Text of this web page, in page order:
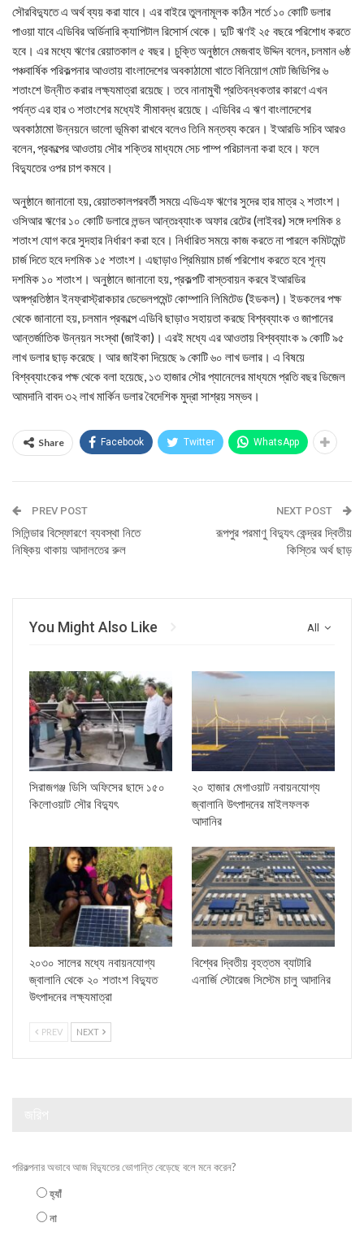
সৌরবিদ্যুতে এ অর্থ ব্যয় করা যাবে। এর বাইরে তুলনামূলক কঠিন শর্তে ১০ কোটি ডলার
পাওয়া যাবে এডিবির অর্ডিনারি ক্যাপিটাল রিসোর্স থেকে। দুটি ঋণই ২৫ বছরে পরিশোধ করতে
হবে। এর মধ্যে ঋণের রেয়াতকাল ৫ বছর। চুক্তি অনুষ্ঠানে মেজবাহ উদ্দিন বলেন, চলমান ৬ষ্ঠ
পঞ্চবার্ষিক পরিকল্পনার আওতায় বাংলাদেশের অবকাঠামো খাতে বিনিয়োগ মোট জিডিপির ৬
শতাংশে উন্নীত করার লক্ষ্যমাত্রা রয়েছে। তবে নানামুখী প্রতিবন্ধকতার কারণে এখন
পর্যন্ত এর হার ৩ শতাংশের মধ্যেই সীমাবদ্ধ রয়েছে। এডিবির এ ঋণ বাংলাদেশের
অবকাঠামো উন্নয়নে ভালো ভূমিকা রাখবে বলেও তিনি মন্তব্য করেন। ইআরডি সচিব আরও
বলেন, প্রকল্পের আওতায় সৌর শক্তির মাধ্যমে সেচ পাম্প পরিচালনা করা হবে। ফলে
বিদ্যুতের ওপর চাপ কমবে।
অনুষ্ঠানে জানানো হয়, রেয়াতকালপরবর্তী সময়ে এডিএফ ঋণের সুদের হার মাত্র ২ শতাংশ।
ওসিআর ঋণের ১০ কোটি ডলারে লন্ডন আন্তঃব্যাংক অফার রেটের (লাইবর) সঙ্গে দশমিক ৪
শতাংশ যোগ করে সুদহার নির্ধারণ করা হবে। নির্ধারিত সময়ে কাজ করতে না পারলে কমিটমেন্ট
চার্জ দিতে হবে দশমিক ১৫ শতাংশ। এছাড়াও প্রিমিয়াম চার্জ পরিশোধ করতে হবে শূন্য
দশমিক ১০ শতাংশ। অনুষ্ঠানে জানানো হয়, প্রকল্পটি বাস্তবায়ন করবে ইআরডির
অঙ্গপ্রতিষ্ঠান ইনফ্রাস্ট্রাকচার ডেভেলপমেন্ট কোম্পানি লিমিটেড (ইডকল)। ইডকলের পক্ষ
থেকে জানানো হয়, চলমান প্রকল্পে এডিবি ছাড়াও সহায়তা করছে বিশ্বব্যাংক ও জাপানের
আন্তর্জাতিক উন্নয়ন সংস্থা (জাইকা)। এরই মধ্যে এর আওতায় বিশ্বব্যাংক ৯ কোটি ৯৫
লাখ ডলার ছাড় করেছে। আর জাইকা দিয়েছে ৯ কোটি ৬০ লাখ ডলার। এ বিষয়ে
বিশ্বব্যাংকের পক্ষ থেকে বলা হয়েছে, ১৩ হাজার সৌর প্যানেলের মাধ্যমে প্রতি বছর ডিজেল
আমদানি বাবদ ৩২ লাখ মার্কিন ডলার বৈদেশিক মুদ্রা সাশ্রয় সম্ভব।
Share Facebook Twitter WhatsApp
PREV POST
সিলিন্ডার বিস্ফোরণে ব্যবস্থা নিতে
নিষ্কিয় থাকায় আদালতের রুল
NEXT POST
রূপপুর পরমাণু বিদ্যুৎ কেন্দ্রর দ্বিতীয়
কিস্তির অর্থ ছাড়
All
You Might Also Like
সিরাজগঞ্জ ডিসি অফিসের ছাদে ১৫০
কিলোওয়াট সৌর বিদ্যুৎ
২০ হাজার মেগাওয়াট নবায়নযোগ্য
জ্বালানি উৎপাদনের মাইলফলক
আদানির
২০৩০ সালের মধ্যে নবায়নযোগ্য
জ্বালানি থেকে ২০ শতাংশ বিদ্যুত
উৎপাদনের লক্ষ্যমাত্রা
বিশ্বের দ্বিতীয় বৃহত্তম ব্যাটারি
এনার্জি স্টোরেজ সিস্টেম চালু আদানির
PREV NEXT
পরিকল্পনার অভাবে আজ বিদ্যুতের ভোগান্তি বেড়েছে বলে মনে করেন?
হ্যাঁ
না